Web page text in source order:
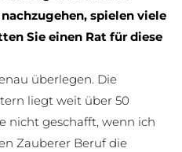
spielen viele
Sie einen Rat für diese
überlegen. Die
liegt weit über 50
nicht geschafft, wenn ich
Zauberer Beruf die